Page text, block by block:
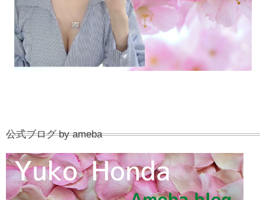
公式ブログ by ameba